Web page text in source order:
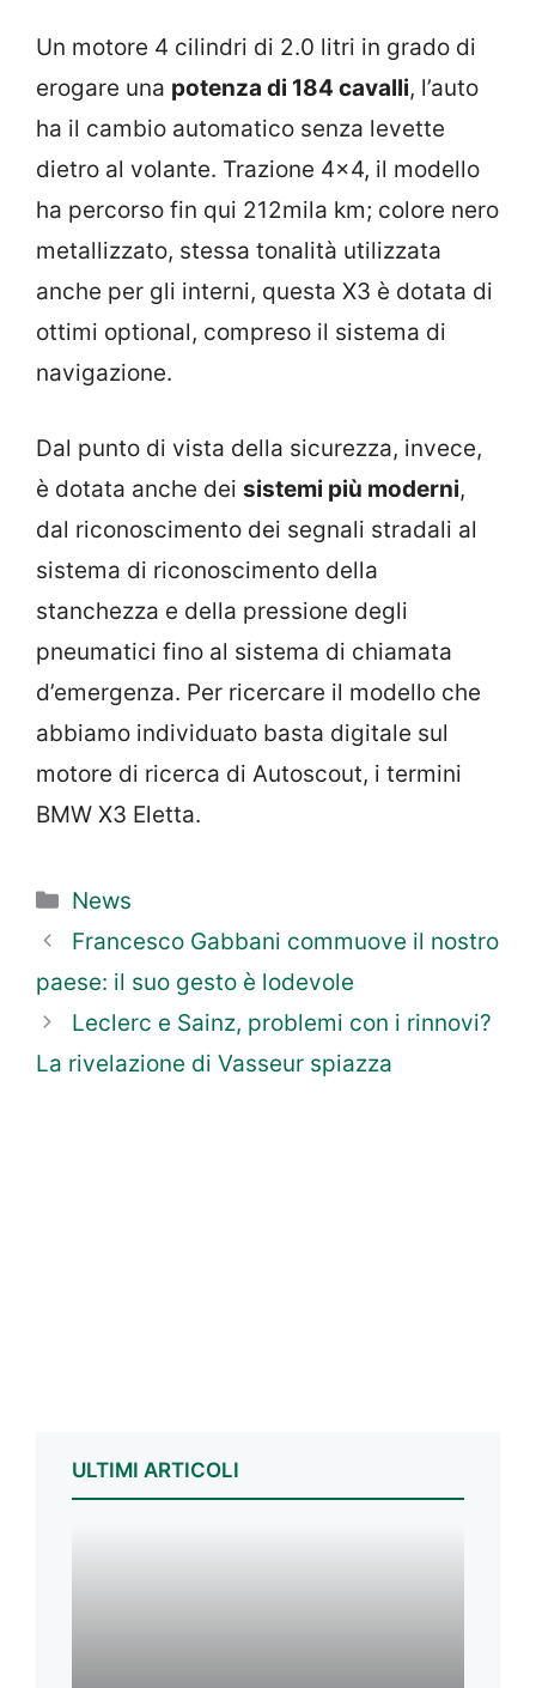
Un motore 4 cilindri di 2.0 litri in grado di
erogare una potenza di 184 cavalli, l’auto
ha il cambio automatico senza levette
dietro al volante. Trazione 4×4, il modello
ha percorso fin qui 212mila km; colore nero
metallizzato, stessa tonalità utilizzata
anche per gli interni, questa X3 è dotata di
ottimi optional, compreso il sistema di
navigazione.
Dal punto di vista della sicurezza, invece,
è dotata anche dei sistemi più moderni,
dal riconoscimento dei segnali stradali al
sistema di riconoscimento della
stanchezza e della pressione degli
pneumatici fino al sistema di chiamata
d’emergenza. Per ricercare il modello che
abbiamo individuato basta digitale sul
motore di ricerca di Autoscout, i termini
BMW X3 Eletta.
Categorie
News
Francesco Gabbani commuove il nostro
paese: il suo gesto è lodevole
Leclerc e Sainz, problemi con i rinnovi?
La rivelazione di Vasseur spiazza
ULTIMI ARTICOLI